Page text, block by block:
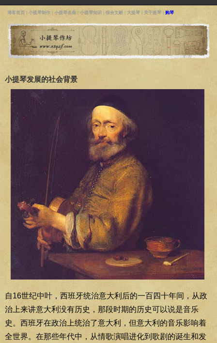
博客首页 小提琴制作 小提琴名曲 小提琴知识 综合文献 大提琴 关于提琴 购琴
小提琴发展的社会背景
自16世纪中叶，西班牙统治意大利后的一百四十年间，从政
治上来讲意大利没有历史，那段时期的历史可以说是音乐
史。西班牙在政治上统治了意大利，但意大利的音乐影响着
全世界。在那些年代中，从情歌演唱进化到歌剧的诞生和发